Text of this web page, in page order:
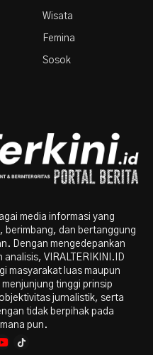
Wisata
Femina
Sosok
media informasi yang
berimbang, dan bertanggung
Dengan mengedepankan
VIRALTERIKINI.ID
masyarakat luas maupun
tinggi prinsip
jurnalistik, serta
tidak berpihak pada
pun.